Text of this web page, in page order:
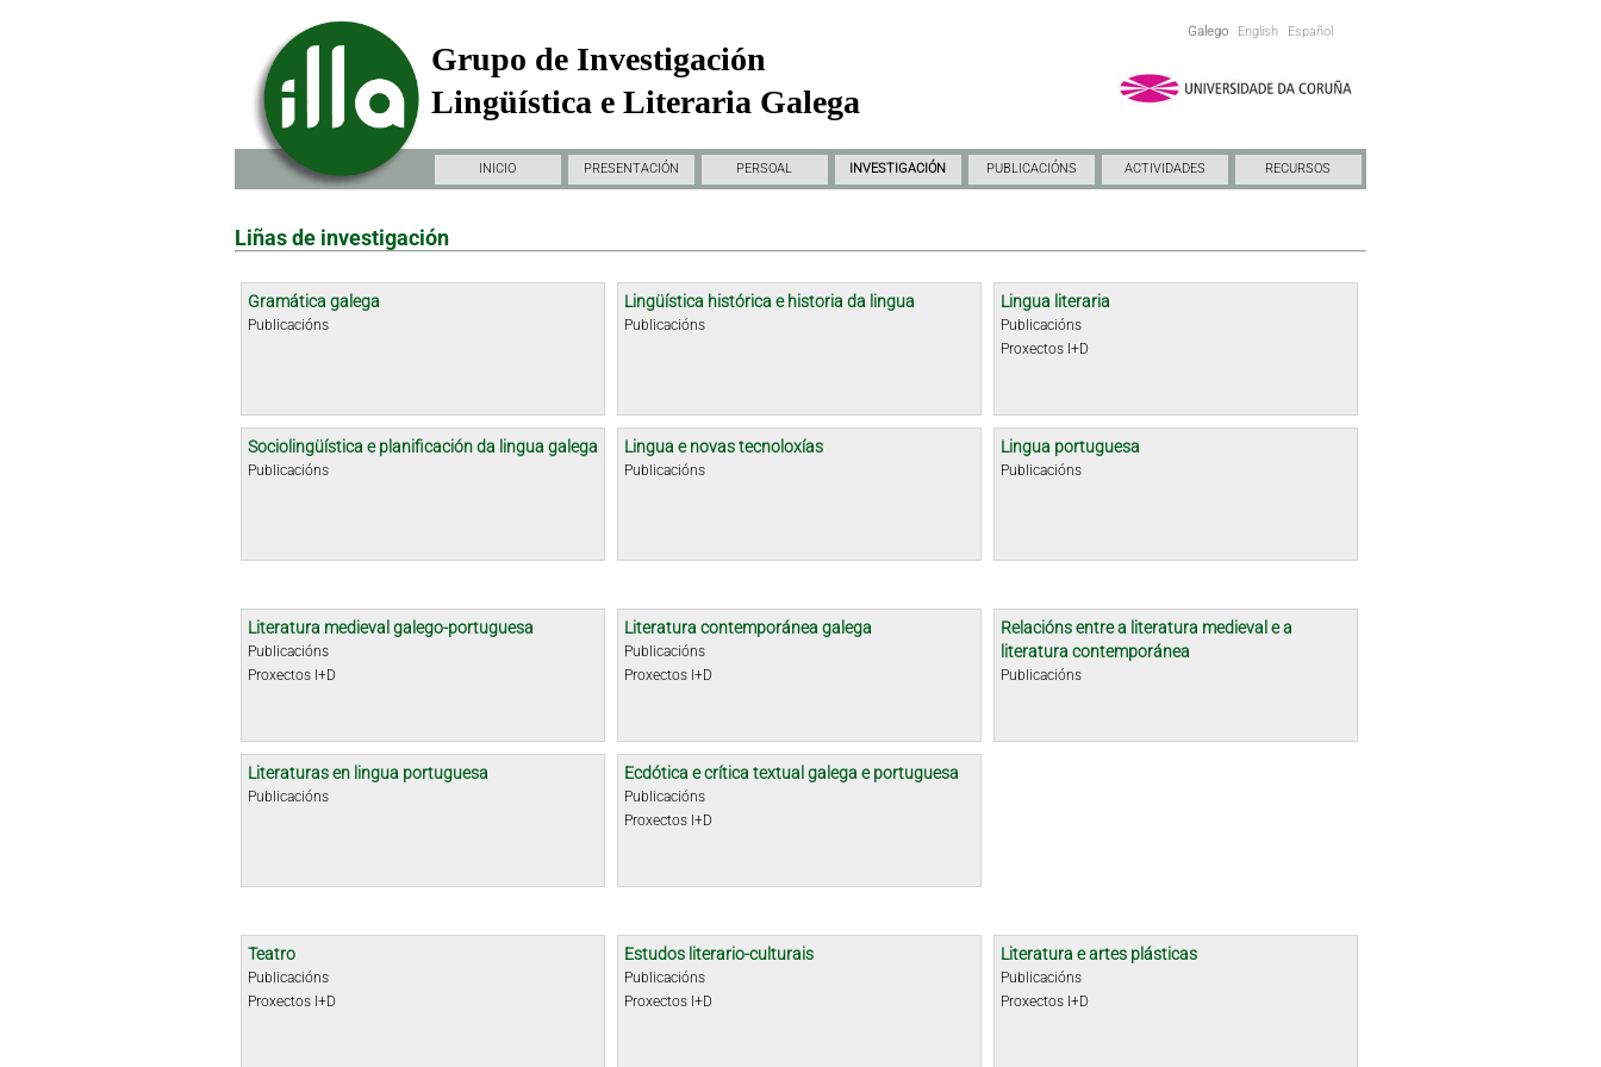
Galego English Español
Grupo de Investigación
Lingüística e Literaria Galega
INICIO PRESENTACIÓN PERSOAL INVESTIGACIÓN PUBLICACIÓNS ACTIVIDADES RECURSOS
Liñas de investigación
Gramática galega
Publicacións
Lingüística histórica e historia da lingua
Publicacións
Lingua literaria
Publicacións
Proxectos I+D
Sociolingüística e planificación da lingua galega
Publicacións
Lingua e novas tecnoloxías
Publicacións
Lingua portuguesa
Publicacións
Literatura medieval galego-portuguesa
Publicacións
Proxectos I+D
Literatura contemporánea galega
Publicacións
Proxectos I+D
Relacións entre a literatura medieval e a
literatura contemporánea
Publicacións
Literaturas en lingua portuguesa
Publicacións
Ecdótica e crítica textual galega e portuguesa
Publicacións
Proxectos I+D
Teatro
Publicacións
Proxectos I+D
Estudos literario-culturais
Publicacións
Proxectos I+D
Literatura e artes plásticas
Publicacións
Proxectos I+D